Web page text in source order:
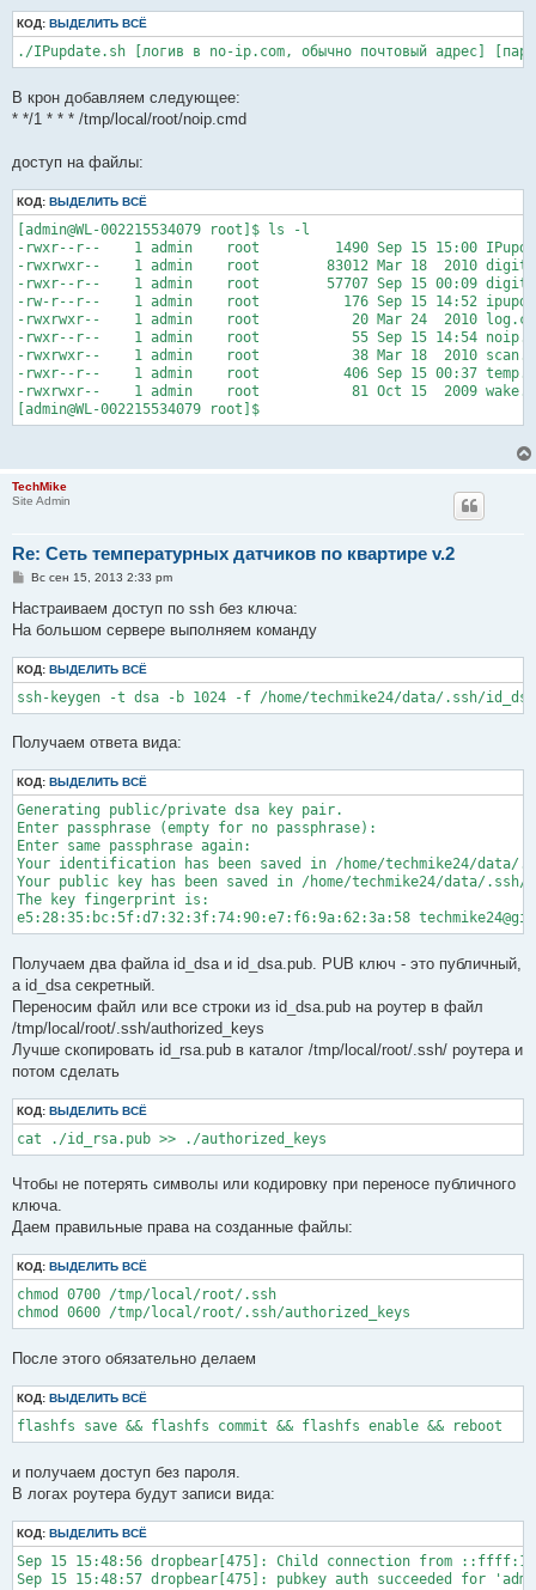
#URL="http://dynserv.ca/dyn/
    # ipactive
#URL="http://logon.ipactive.de/cgi-bin/
    echo ""
      echo "IPUpdate script"
          exit
          fi
if [ $LOG == 1 ] ; then echo "$(date) Starting DNS
          echo "Starting DNS entry update for $3 ..."
          #Get ip
IP="$(ifconfig | grep 'inet ' | sed -e 's/inet //'
          # Update Host entry
          RESULT=`wget -O - $URL | cat`
          if [ "$RESULT" == "" ] ; then RESULT=Error; fi
if [ $LOG == 1 ] ; then echo "$(date) DNS entry
КОД: ВЫДЕЛИТЬ ВСЁ
В крон добавляем следующее:
* */1 * * * /tmp/local/root/noip.cmd
доступ на файлы:
КОД: ВЫДЕЛИТЬ ВСЁ
[admin@WL-002215534079 root]$ ls -l
-rwxr--r--    1 admin    root         1490 Sep 15 15:00
-rwxrwxr--    1 admin    root        83012 Mar 18  2010
-rwxr--r--    1 admin    root        57707 Sep 15 00:09
-rw-r--r--    1 admin    root          176 Sep 15 14:52
-rwxrwxr--    1 admin    root           20 Mar 24  2010
-rwxr--r--    1 admin    root           55 Sep 15 14:54
-rwxrwxr--    1 admin    root           38 Mar 18  2010
-rwxr--r--    1 admin    root          406 Sep 15 00:37
-rwxrwxr--    1 admin    root           81 Oct 15  2009
TechMike
Site Admin
Re: Сеть температурных датчиков по квартире v.2
С
о
щ
н
и
Вс сен 15, 2013 2:33 pm
Настраиваем доступ по ssh без ключа:
На большом сервере выполняем команду
КОД: ВЫДЕЛИТЬ ВСЁ
ssh-keygen -t dsa -b 1024 -f /home/techmike24/data/.ssh/id_dsa
Получаем ответа вида:
КОД: ВЫДЕЛИТЬ ВСЁ
Generating public/private dsa key pair.
Enter passphrase (empty for no passphrase):
Enter same passphrase again:
Your identification has been saved in /home/techmike24/data/
Your public key has been saved in /home/techmike24/data/.ssh/
The key fingerprint is:
Получаем два файла id_dsa и id_dsa.pub. PUB ключ - это публичный,
а id_dsa секретный.
Переносим файл или все строки из id_dsa.pub на роутер в файл
/tmp/local/root/.ssh/authorized_keys
Лучше скопировать id_rsa.pub в каталог /tmp/local/root/.ssh/ роутера и
потом сделать
КОД: ВЫДЕЛИТЬ ВСЁ
cat ./id_rsa.pub >> ./authorized_keys
Чтобы не потерять символы или кодировку при переносе публичного
ключа.
Даем правильные права на созданные файлы:
КОД: ВЫДЕЛИТЬ ВСЁ
chmod 0700 /tmp/local/root/.ssh
После этого обязательно делаем
КОД: ВЫДЕЛИТЬ ВСЁ
и получаем доступ без пароля.
В логах роутера будут записи вида:
КОД: ВЫДЕЛИТЬ ВСЁ
Sep 15 15:48:56 dropbear[475]: Child connection from
Sep 15 15:48:57 dropbear[475]: pubkey auth succeeded for